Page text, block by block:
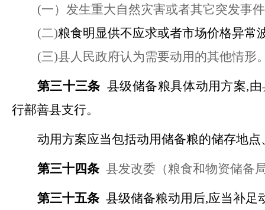
(一）发生重大自然灾害或者其它突发事
(二)粮食明显供不应求或者市场价格异常
(三)县人民政府认为需要动用的其他情形
第三十三条 县级储备粮具体动用方案,由
行鄯善县支行。
动用方案应当包括动用储备粮的储存地
第三十四条 县发改委（粮食和物资储备
第三十五条 县级储备粮动用后,应当补足